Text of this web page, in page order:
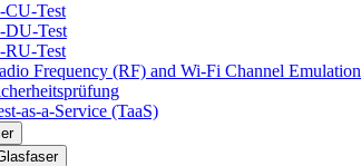
CU-Test
DU-Test
RU-Test
Frequency (RF) and Wi-Fi Channel Emulation
as-a-Service (TaaS)